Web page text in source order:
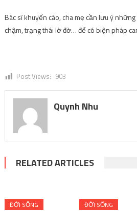
Bác sĩ khuyến cáo, cha mẹ cần lưu ý
chậm, trạng thái lờ đờ… để có biện pháp
Post Views: 903
Quynh Nhu
RELATED ARTICLES
ĐỜI SỐNG ĐỜI SỐNG